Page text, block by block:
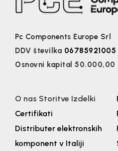
Pc Components Europe Srl
DDV številka 06785921005
Osnovni kapital 50.000,00
O nas Storitve Izdelki
Certifikati
Distributer elektronskih
komponent v Italiji